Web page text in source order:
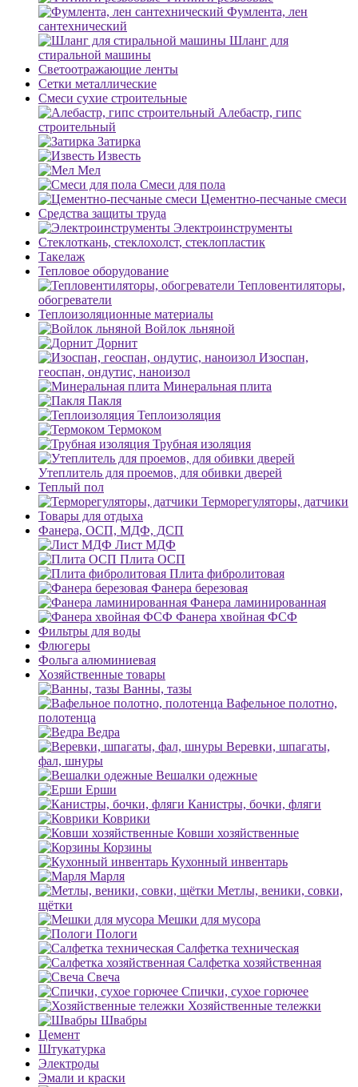
Фумлента, лен
сантехнический
Шланг для
стиральной машины
Светоотражающие ленты
Сетки металлические
Смеси сухие строительные
Алебастр, гипс
строительный
Затирка
Известь
Мел
Смеси для пола
Цементно-песчаные смеси
Средства защиты труда
Электроинструменты
Стеклоткань, стеклохолст, стеклопластик
Такелаж
Тепловое оборудование
Тепловентиляторы,
обогреватели
Теплоизоляционные материалы
Войлок льняной
Дорнит
Изоспан,
геоспан, ондутис, наноизол
Минеральная плита
Пакля
Теплоизоляция
Термоком
Трубная изоляция
Утеплитель для проемов, для обивки дверей
Теплый пол
Терморегуляторы, датчики
Товары для отдыха
Фанера, ОСП, МДФ, ДСП
Лист МДФ
Плита ОСП
Плита фибролитовая
Фанера березовая
Фанера ламинированная
Фанера хвойная ФСФ
Фильтры для воды
Флюгеры
Фольга алюминиевая
Хозяйственные товары
Ванны, тазы
Вафельное полотно,
полотенца
Ведра
Веревки, шпагаты,
фал, шнуры
Вешалки одежные
Ерши
Канистры, бочки, фляги
Коврики
Ковши хозяйственные
Корзины
Кухонный инвентарь
Марля
Метлы, веники, совки,
щётки
Мешки для мусора
Пологи
Салфетка техническая
Салфетка хозяйственная
Свеча
Спички, сухое горючее
Хозяйственные тележки
Швабры
Цемент
Штукатурка
Электроды
Эмали и краски